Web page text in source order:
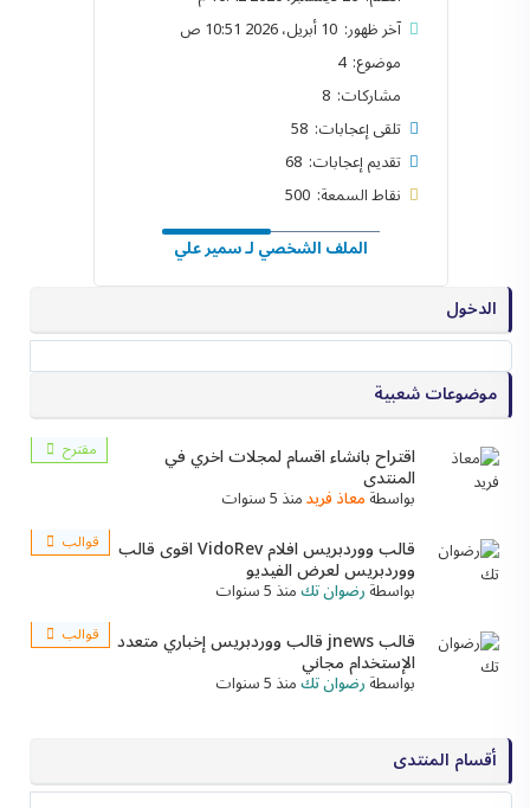
آخر ظهور: 10 أبريل، 2026 10:51 ص
تلقى إعجابات: 58
تقديم إعجابات: 68
الملف الشخصي لـ سمير علي
الدخول
موضوعات شعبية
مقترح اقتراح بانشاء اقسام لمجلات اخري في
المنتدى
بواسطةمعاذ فريدمنذ 5 سنوات
قوالب قالب ووردبريس افلام VidoRev اقوى قالب
ووردبريس لعرض الفيديو
بواسطةرضوان تكمنذ 5 سنوات
قوالب قالب jnews قالب ووردبريس إخباري متعدد
الإستخدام مجاني
بواسطةرضوان تكمنذ 5 سنوات
أقسام المنتدى